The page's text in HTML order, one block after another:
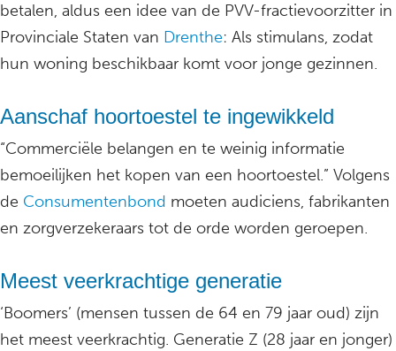
betalen, aldus een idee van de PVV-fractievoorzitter in
Provinciale Staten van Drenthe: Als stimulans, zodat
hun woning beschikbaar komt voor jonge gezinnen.
Aanschaf hoortoestel te ingewikkeld
“Commerciële belangen en te weinig informatie
bemoeilijken het kopen van een hoortoestel.” Volgens
de Consumentenbond moeten audiciens, fabrikanten
en zorgverzekeraars tot de orde worden geroepen.
Meest veerkrachtige generatie
‘Boomers’ (mensen tussen de 64 en 79 jaar oud) zijn
het meest veerkrachtig. Generatie Z (28 jaar en jonger)